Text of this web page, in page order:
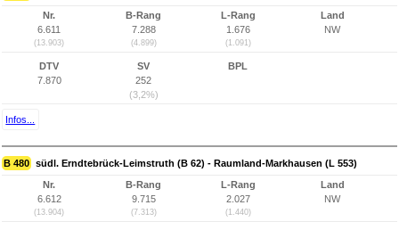
Nr.
6.611
(13.903)
B-Rang
7.288
(4.899)
L-Rang
1.676
(1.091)
Land
NW
DTV
7.870
SV
252
(3,2%)
BPL
Infos...
B 480 südl. Erndtebrück-Leimstruth (B 62) - Raumland-Markhausen (L 553)
Nr.
6.612
(13.904)
B-Rang
9.715
(7.313)
L-Rang
2.027
(1.440)
Land
NW